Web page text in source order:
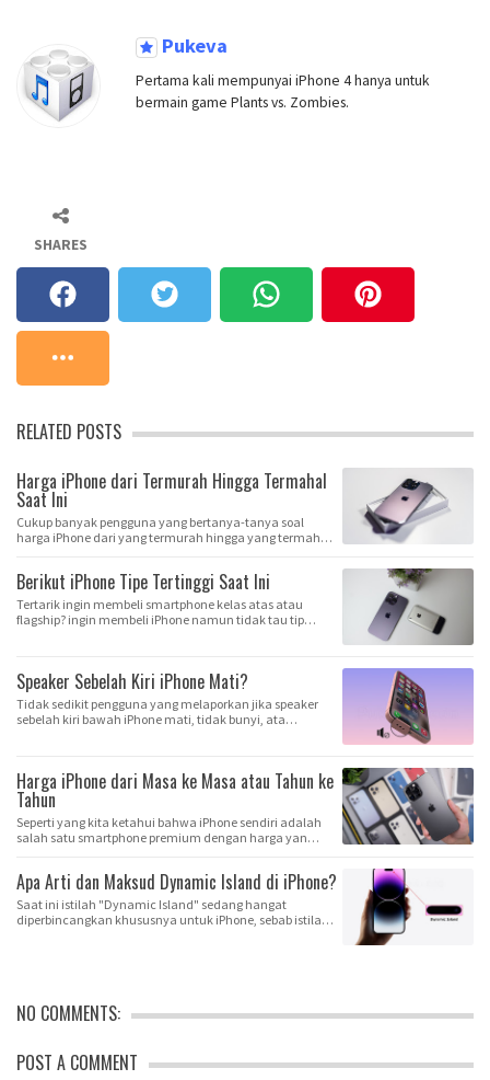
Pukeva
Pertama kali mempunyai iPhone 4 hanya untuk
bermain game Plants vs. Zombies.
SHARES
RELATED POSTS
Harga iPhone dari Termurah Hingga Termahal
Saat Ini
Cukup banyak pengguna yang bertanya-tanya soal
harga iPhone dari yang termurah hingga yang termahal
Berikut iPhone Tipe Tertinggi Saat Ini
Tertarik ingin membeli smartphone kelas atas atau
flagship? ingin membeli iPhone namun tidak tau tip…
Speaker Sebelah Kiri iPhone Mati?
Tidak sedikit pengguna yang melaporkan jika speaker
sebelah kiri bawah iPhone mati, tidak bunyi, ata…
Harga iPhone dari Masa ke Masa atau Tahun ke
Tahun
Seperti yang kita ketahui bahwa iPhone sendiri adalah
salah satu smartphone premium dengan harga yan…
Apa Arti dan Maksud Dynamic Island di iPhone?
Saat ini istilah "Dynamic Island" sedang hangat
diperbincangkan khususnya untuk iPhone, sebab istila…
NO COMMENTS:
POST A COMMENT